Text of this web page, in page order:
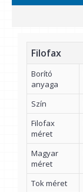
Filofax
Borító
anyaga
Szín
Filofax
méret
Magyar
méret
Tok méret